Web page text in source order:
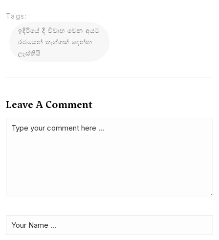
Tags:
ඉදිරියේ දී විවාහ වෙන අයට
රජයෙන් තෑග්ගක් දෙන්න
ලෑස්තියි
Leave A Comment